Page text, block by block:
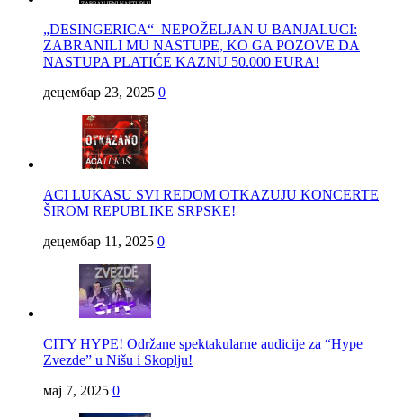
„DESINGERICA“ NEPOŽELJAN U BANJALUCI:
ZABRANILI MU NASTUPE, KO GA POZOVE DA
NASTUPA PLATIĆE KAZNU 50.000 EURA!
децембар 23, 2025 0
ACI LUKASU SVI REDOM OTKAZUJU KONCERTE
ŠIROM REPUBLIKE SRPSKE!
децембар 11, 2025 0
CITY HYPE! Održane spektakularne audicije za “Hype
Zvezde” u Nišu i Skoplju!
мај 7, 2025 0